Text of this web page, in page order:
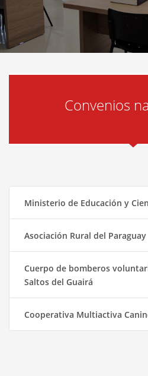
Convenios
Ministerio de Educación y
Asociación Rural del Paraguay
Cuerpo de bomberos
Saltos del Guairá
Cooperativa Multiactiva